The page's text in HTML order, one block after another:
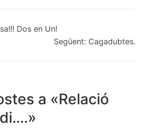
Dos en Un!
Següent: Cagadubtes.
a «Relació